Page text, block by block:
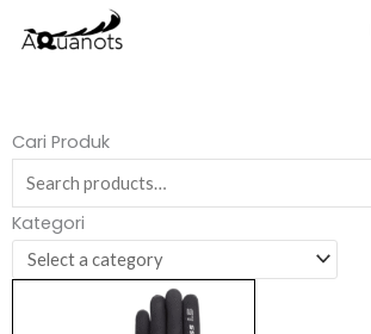
Cari Produk
Search
for:
Kategori